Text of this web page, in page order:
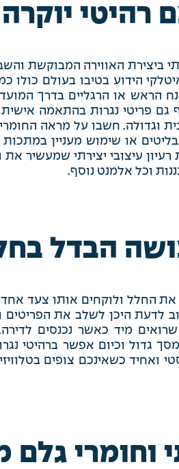
רהיטי יוקרה
האווירה המבוקשת
הידוע בטיבו בעולם כולו
הראש או הרגליים בדרך
פריטי נגרות בהתאמה אישית
וגדולה. חשבו על מראה
או שימוש מעניין
עיצובי יצירתי שמעשיר את
וכל אלמנט נוסף.
הבדל
החלל ולוקחים אותו צעד
היכן לשלב את הפריטים
שרואים מיד כאשר נכנסים
גדול וכיום אפשר ברהיטי
כשאינכם צופים
וחומרי גלם